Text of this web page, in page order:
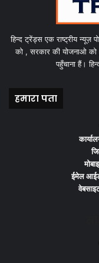
हिन्द ट्रेंड्स एक राष्ट्रीय न्यूज़
को , सरकार की योजनाओ को
पहुँचाना हैं।
हमारा पता
ईमेल